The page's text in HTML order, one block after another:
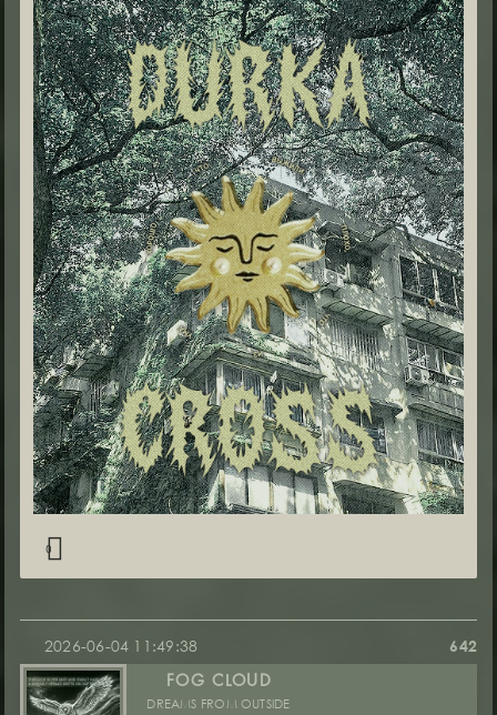
0
642
2026-06-04 11:49:38
FOG CLOUD
DREAMS FROM OUTSIDE